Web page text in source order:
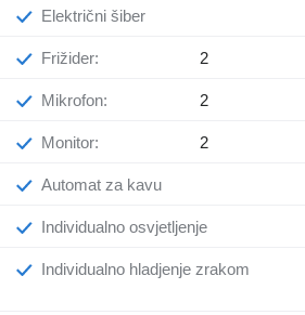
Električni šiber
Frižider: 2
Mikrofon: 2
Monitor: 2
Automat za kavu
Individualno osvjetljenje
Individualno hladjenje zrakom